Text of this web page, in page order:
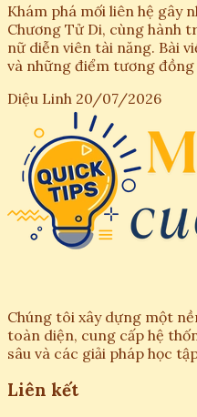
Khám phá mối liên hệ gây
Chương Tử Di, cùng hành
nữ diễn viên tài năng. Bài
và những điểm tương đồng
Diệu Linh 20/07/2026
Chúng tôi xây dựng một
toàn diện, cung cấp hệ
sâu và các giải pháp học
Liên kết